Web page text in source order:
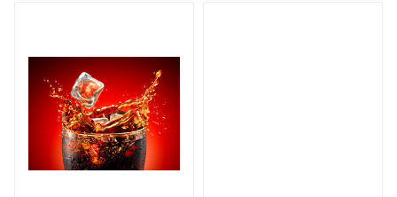
Бренд
Арома
Країна виробник
Україна
Написати відгук